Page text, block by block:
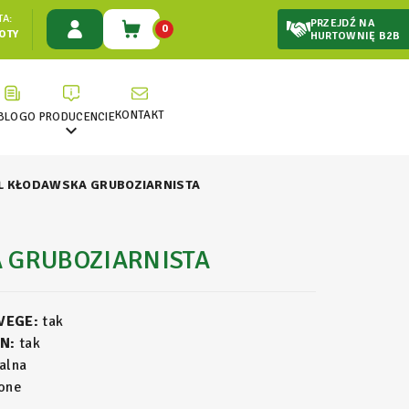
0
PRZEJDŹ NA
HURTOWNIĘ B2B
O PRODUCENCIE

KONTAKT
KŁODAWSKA GRUBOZIARNISTA
tak
tak